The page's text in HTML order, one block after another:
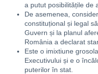
a putut posibilitățile de
De asemenea,
constituțional și legal
Guvern și la planul
România a declarat
Este o imixtiune
Executivului și e o
puterilor în stat.